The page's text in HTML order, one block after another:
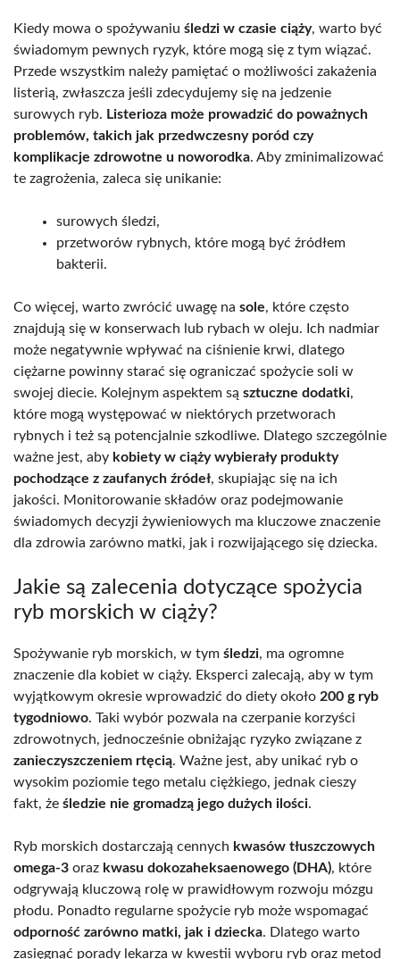
Kiedy mowa o spożywaniu śledzi w czasie ciąży, warto być
świadomym pewnych ryzyk, które mogą się z tym wiązać.
Przede wszystkim należy pamiętać o możliwości zakażenia
listerią, zwłaszcza jeśli zdecydujemy się na jedzenie
surowych ryb. Listerioza może prowadzić do poważnych
problemów, takich jak przedwczesny poród czy
komplikacje zdrowotne u noworodka. Aby zminimalizować
te zagrożenia, zaleca się unikanie:
surowych śledzi,
przetworów rybnych, które mogą być źródłem
bakterii.
Co więcej, warto zwrócić uwagę na sole, które często
znajdują się w konserwach lub rybach w oleju. Ich nadmiar
może negatywnie wpływać na ciśnienie krwi, dlatego
ciężarne powinny starać się ograniczać spożycie soli w
swojej diecie. Kolejnym aspektem są sztuczne dodatki,
które mogą występować w niektórych przetworach
rybnych i też są potencjalnie szkodliwe. Dlatego szczególnie
ważne jest, aby kobiety w ciąży wybierały produkty
pochodzące z zaufanych źródeł, skupiając się na ich
jakości. Monitorowanie składów oraz podejmowanie
świadomych decyzji żywieniowych ma kluczowe znaczenie
dla zdrowia zarówno matki, jak i rozwijającego się dziecka.
Jakie są zalecenia dotyczące spożycia
ryb morskich w ciąży?
Spożywanie ryb morskich, w tym śledzi, ma ogromne
znaczenie dla kobiet w ciąży. Eksperci zalecają, aby w tym
wyjątkowym okresie wprowadzić do diety około 200 g ryb
tygodniowo. Taki wybór pozwala na czerpanie korzyści
zdrowotnych, jednocześnie obniżając ryzyko związane z
zanieczyszczeniem rtęcią. Ważne jest, aby unikać ryb o
wysokim poziomie tego metalu ciężkiego, jednak cieszy
fakt, że śledzie nie gromadzą jego dużych ilości.
Ryb morskich dostarczają cennych kwasów tłuszczowych
omega-3 oraz kwasu dokozaheksaenowego (DHA), które
odgrywają kluczową rolę w prawidłowym rozwoju mózgu
płodu. Ponadto regularne spożycie ryb może wspomagać
odporność zarówno matki, jak i dziecka. Dlatego warto
zasięgnąć porady lekarza w kwestii wyboru ryb oraz metod